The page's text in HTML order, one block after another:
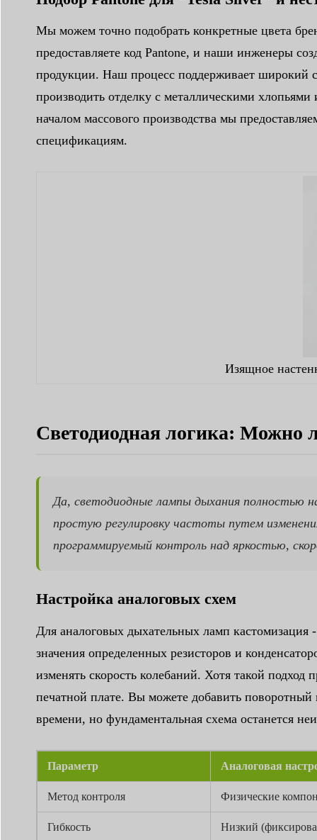
Мы можем точно подобрать конкретные цвета
предоставляете код Pantone, и наши инженеры
продукции. Наш процесс поддерживает широкий
производить отделку с металлическими
началом массового производства мы
спецификациям.
Изящное
Светодиодная логика: Можно
Да, светодиодные лампы дыхания полностью
простую регулировку частоты путем
программируемый контроль над яркостью,
Настройка аналоговых схем
Для аналоговых дыхательных ламп кастомизация
значения определенных резисторов и
изменять скорость колебаний. Хотя такой
печатной плате. Вы можете добавить поворотный
времени, но фундаментальная схема останется
Параметр Аналоговая
Метод контроля Физические
Гибкость Низкий